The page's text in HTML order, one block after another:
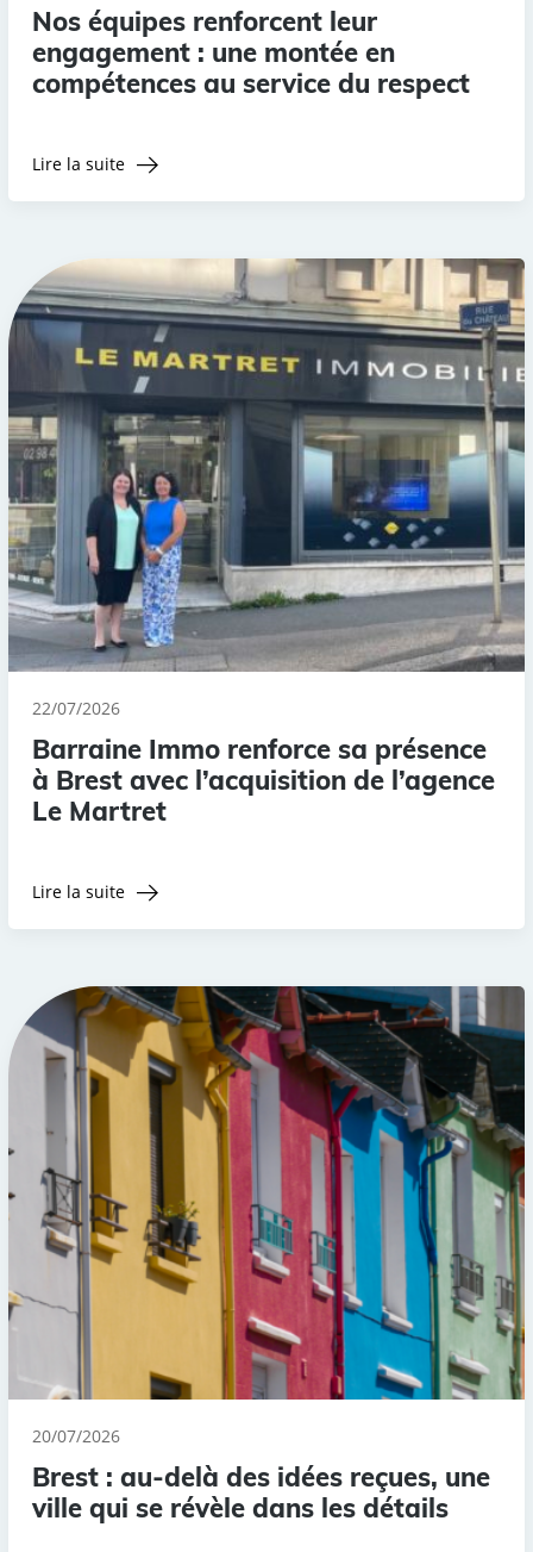
Nos équipes renforcent leur
engagement : une montée en
compétences au service du respect
Lire la suite
22/07/2026
Barraine Immo renforce sa présence
à Brest avec l’acquisition de l’agence
Le Martret
Lire la suite
20/07/2026
Brest : au-delà des idées reçues, une
ville qui se révèle dans les détails